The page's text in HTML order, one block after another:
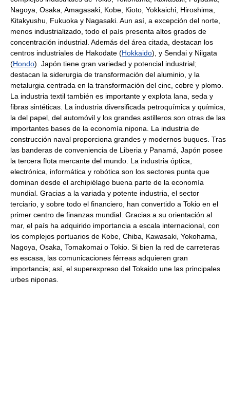
Nagoya, Osaka, Amagasaki, Kobe, Kioto, Yokkaichi, Hiroshima,
Kitakyushu, Fukuoka y Nagasaki. Aun así, a excepción del norte,
menos industrializado, todo el país presenta altos grados de
concentración industrial. Además del área citada, destacan los
centros industriales de Hakodate (Hokkaido), y Sendai y Niigata
(Hondo). Japón tiene gran variedad y potencial industrial;
destacan la siderurgia de transformación del aluminio, y la
metalurgia centrada en la transformación del cinc, cobre y plomo.
La industria textil también es importante y explota lana, seda y
fibras sintéticas. La industria diversificada petroquímica y química,
la del papel, del automóvil y los grandes astilleros son otras de las
importantes bases de la economía nipona. La industria de
construcción naval proporciona grandes y modernos buques. Tras
las banderas de conveniencia de Liberia y Panamá, Japón posee
la tercera flota mercante del mundo. La industria óptica,
electrónica, informática y robótica son los sectores punta que
dominan desde el archipiélago buena parte de la economía
mundial. Gracias a la variada y potente industria, el sector
terciario, y sobre todo el financiero, han convertido a Tokio en el
primer centro de finanzas mundial. Gracias a su orientación al
mar, el país ha adquirido importancia a escala internacional, con
los complejos portuarios de Kobe, Chiba, Kawasaki, Yokohama,
Nagoya, Osaka, Tomakomai o Tokio. Si bien la red de carreteras
es escasa, las comunicaciones férreas adquieren gran
importancia; así, el superexpreso del Tokaido une las principales
urbes niponas.